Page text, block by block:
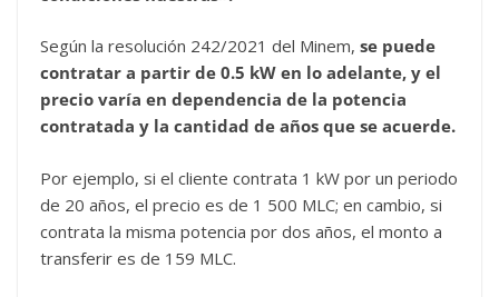
Según la resolución 242/2021 del Minem, se puede
contratar a partir de 0.5 kW en lo adelante, y el
precio varía en dependencia de la potencia
contratada y la cantidad de años que se acuerde.
Por ejemplo, si el cliente contrata 1 kW por un periodo
de 20 años, el precio es de 1 500 MLC; en cambio, si
contrata la misma potencia por dos años, el monto a
transferir es de 159 MLC.